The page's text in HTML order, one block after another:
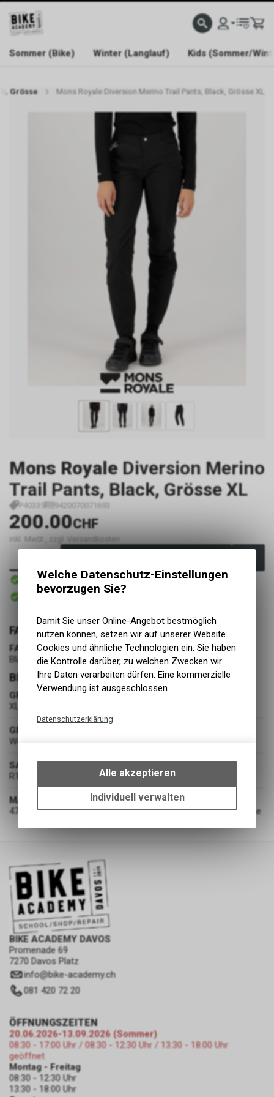
WELCOME TO BIKE ACADEMY
Sommer (Bike) Winter (Langlauf) Kids (Sommer/
Grösse Mons Royale Diversion Merino Trail Pants, Black, Grösse XL
Mons Royale Diversion Merino
Trail Pants, Black, Grösse XL
P40335 9420070071693
200.00CHF
inkl. MwSt., zzgl. Versandkosten
Sofort verfügbar
Versand
Sofort abholbar
FARBE
FARBE
Black
BEKLEIDUNG
GRÖSSE
XL
GESCHLECHT
Womens
SAISON
R1-25
MATERIAL
47% Nylon 27% Recycled Nylon 16% Merino Wool 10% Elastane
BIKE ACADEMY DAVOS
Promenade 69
7270 Davos Platz
info@bike-academy.ch
081 420 72 20
ÖFFNUNGSZEITEN
20.06.2026-13.09.2026 (Sommer)
08:30 - 17:00 Uhr / 08:30 - 12:30 Uhr / 13:30 - 18:00 Uhr
geöffnet
Montag - Freitag
08:30 - 12:30 Uhr
13:30 - 18:00 Uhr
Welche Datenschutz-Einstellungen
bevorzugen Sie?
Damit Sie unser Online-Angebot bestmöglich
nutzen können, setzen wir auf unserer Website
Cookies und ähnliche Technologien ein. Sie haben
die Kontrolle darüber, zu welchen Zwecken wir
Ihre Daten verarbeiten dürfen. Eine kommerzielle
Verwendung ist ausgeschlossen.
Datenschutzerklärung
bestimmte Interaktionen und
Einstellungen auf Ihrem Gerät,
um die grundlegenden
Funktionen unseres Online-
dass die gespeicherten Daten
keinerlei Rückschlüsse auf Ihre
persönlichen Informationen
zulassen.
Alle akzeptieren
Individuell verwalten